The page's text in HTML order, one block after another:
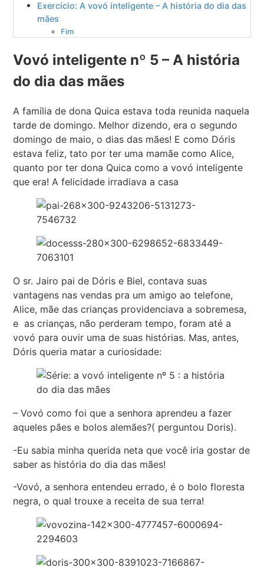
Exercício: A vovó inteligente – A história do dia das
mães
Fim
Vovó inteligente nº 5 – A história
do dia das mães
A família de dona Quica estava toda reunida naquela
tarde de domingo. Melhor dizendo, era o segundo
domingo de maio, o dias das mães! E como Dóris
estava feliz, tato por ter uma mamãe como Alice,
quanto por ter dona Quica como a vovó inteligente
que era! A felicidade irradiava a casa
O sr. Jairo pai de Dóris e Biel, contava suas
vantagens nas vendas pra um amigo ao telefone,
Alice, mãe das crianças providenciava a sobremesa,
e as crianças, não perderam tempo, foram até a
vovó para ouvir uma de suas histórias. Mas, antes,
Dóris queria matar a curiosidade:
– Vovó como foi que a senhora aprendeu a fazer
aqueles pães e bolos alemães?( perguntou Doris).
-Eu sabia minha querida neta que você iria gostar de
saber as história do dia das mães!
-Vovó, a senhora entendeu errado, é o bolo floresta
negra, o qual trouxe a receita de sua terra!